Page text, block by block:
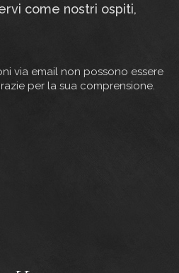
come nostri ospiti,
via email non possono essere
per la sua comprensione.